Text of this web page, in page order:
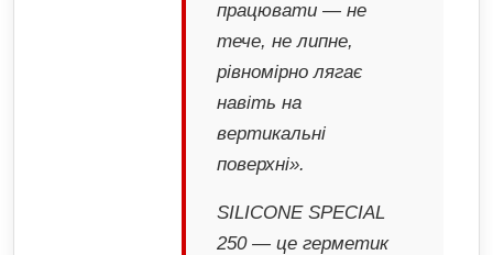
працювати — не
тече, не липне,
рівномірно лягає
навіть на
вертикальні
поверхні».
SILICONE SPECIAL
250 — це герметик